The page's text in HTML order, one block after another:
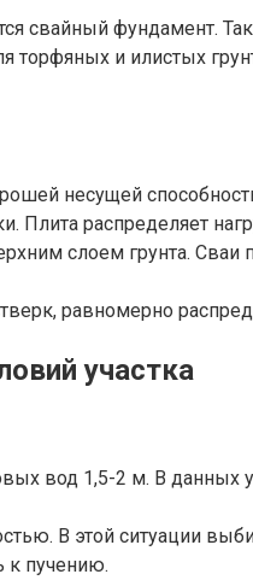
свайный фундамент.
и илистых
несущей
Плита распределяет
слоем грунта. Сваи
равномерно
участка
вод 1,5-2 м. В данных
В этой ситуации
к пучению.